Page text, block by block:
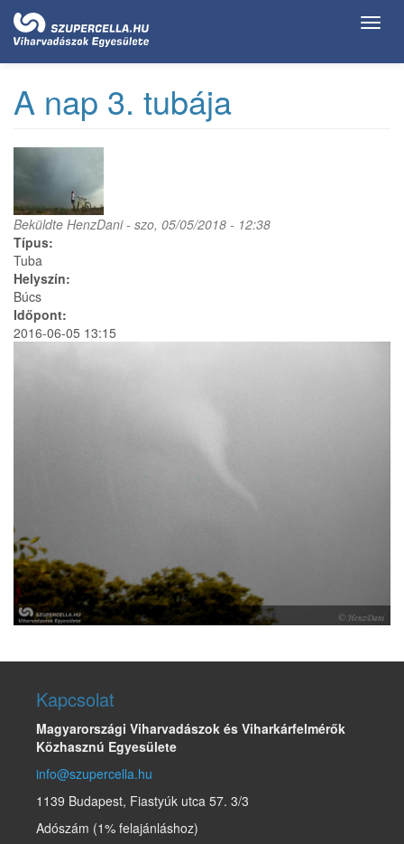
Ugrás
tartalomra
A nap 3. tubája
Beküldte HenzDani- szo, 05/05/2018 - 12:38
Típus:
Tuba
Helyszín:
Búcs
Időpont:
2016-06-05 13:15
Kapcsolat
Magyarországi Viharvadászok és Viharkárfelmérők
Közhasznú Egyesülete
info@szupercella.hu
1139 Budapest, Fiastyúk utca 57. 3/3
Adószám (1% felajánláshoz)